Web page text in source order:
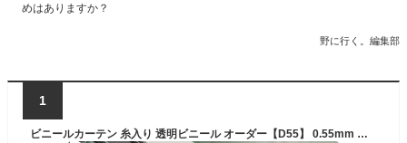
めはありますか？
野に行く。編集部
1
ビニールカーテン 糸入り 透明ビニール オーダー【D55】 0.55mm 厚手 [幅100〜197cm][丈101〜150cm] 防炎カーテン シートカーテン ビニール 間仕切り 防炎 防虫 防風 防寒 防塵 埃よけ 雨よけ 風よけ 出入口 工場 倉庫 棚カバー 目隠し 透明ビニールシート 塩ビ PVC